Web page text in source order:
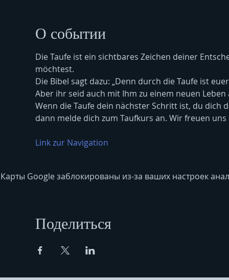
О событии
Die Taufe ist ein sichtbares Zeichen deiner
möchtest.
Die Bibel sagt dazu: „Denn durch die Taufe ist
Aber ihr seid auch mit Ihm zu einem neuen
Wenn die Taufe dein nächster Schritt ist, du
dann melde dich zum Taufkurs an. Wir freuen uns
Link zur Navigation
Карты Google заблокированы из-за ваших настроек
Поделиться